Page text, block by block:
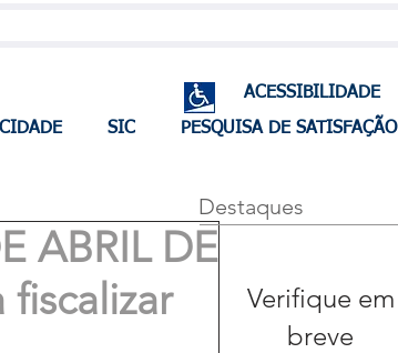
ACESSIBILIDADE
SIC PESQUISA DE SATISFAÇÃO
ABRIL DE
fiscalizar
Destaques
Verifique em
breve